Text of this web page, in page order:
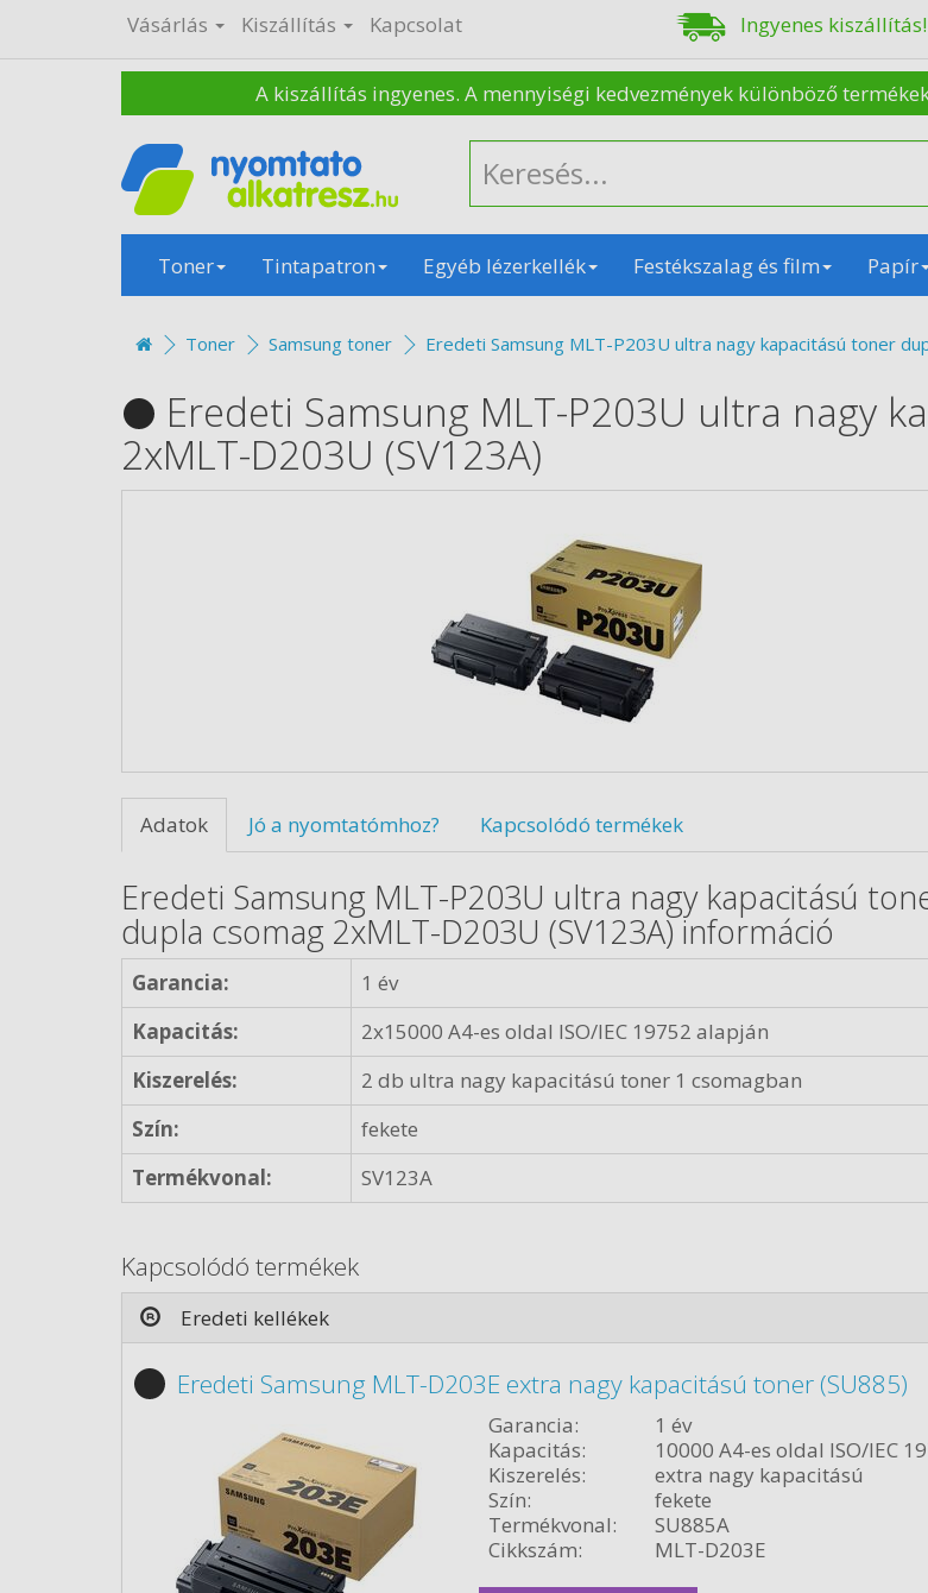
Vásárlás Kiszállítás Kapcsolat Ingyenes kiszállítás!
A kiszállítás ingyenes. A mennyiségi kedvezmények különböző
Toner Tintapatron Egyéb lézerkellék Festékszalag és film Papír
Toner Samsung toner Eredeti Samsung MLT-P203U ultra nagy kapacitású toner
Eredeti Samsung MLT-P203U ultra nagy
2xMLT-D203U (SV123A)
Adatok Jó a nyomtatómhoz? Kapcsolódó termékek
Eredeti Samsung MLT-P203U ultra nagy kapacitású
dupla csomag 2xMLT-D203U (SV123A) információ
Garancia:
1 év
Kapacitás:
2x15000 A4-es oldal ISO/IEC 19752 alapján
Kiszerelés:
2 db ultra nagy kapacitású toner 1 csomagban
Szín:
fekete
Termékvonal:
SV123A
Kapcsolódó termékek
Eredeti kellékek
Eredeti Samsung MLT-D203E extra nagy kapacitású toner (SU885)
Garancia:
1 év
Kapacitás:
10000 A4-es oldal ISO/IEC
Kiszerelés:
extra nagy kapacitású
Szín:
fekete
Termékvonal:
SU885A
Cikkszám:
MLT-D203E